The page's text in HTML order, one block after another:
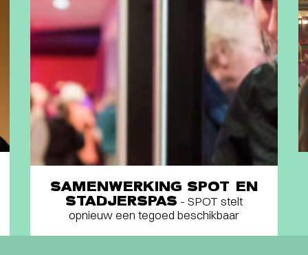
SAMENWERKING SPOT EN
STADJERSPAS - SPOT stelt
opnieuw een tegoed beschikbaar